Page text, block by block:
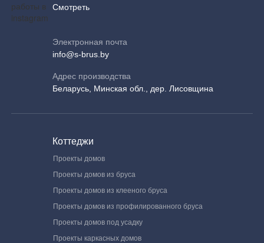
Смотреть
Электронная почта
info@s-brus.by
Адрес производства
Беларусь, Минская обл., дер. Лисовщина
Коттеджи
Проекты домов
Проекты домов из бруса
Проекты домов из клееного бруса
Проекты домов из профилированного бруса
Проекты домов под усадку
Проекты каркасных домов